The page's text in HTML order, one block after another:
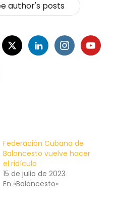
author's posts
Federación Cubana de
Baloncesto vuelve hacer
el ridículo
15 de julio de 2023
En «Baloncesto»